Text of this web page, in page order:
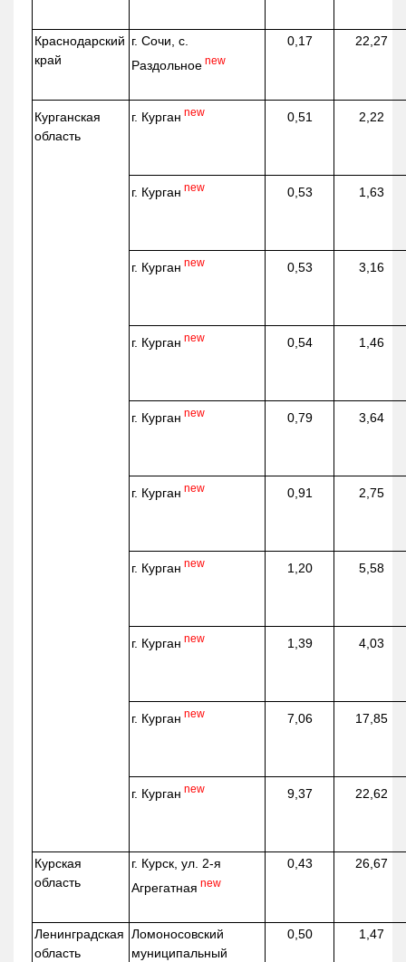
Краснодарский
край
г. Сочи, с.
Раздольное new
0,17 22,27
Курганская
область
г. Курган new 0,51 2,22
г. Курган new 0,53 1,63
г. Курган new 0,53 3,16
г. Курган new 0,54 1,46
г. Курган new 0,79 3,64
г. Курган new 0,91 2,75
г. Курган new 1,20 5,58
г. Курган new 1,39 4,03
г. Курган new 7,06 17,85
г. Курган new 9,37 22,62
Курская
область
г. Курск, ул. 2-я
Агрегатная new
0,43 26,67
Ленинградская
область
Ломоносовский
муниципальный
0,50 1,47